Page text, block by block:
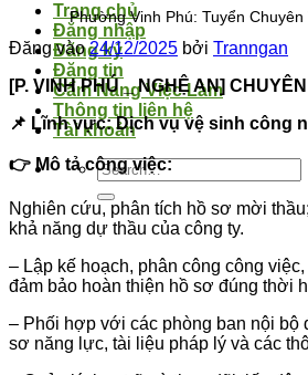
Trang chủ
Đăng nhập
Đăng ký
Đăng tin
Cẩm Nang Việc Làm
Thông tin liên hệ
Tài khoản
Phường Vinh Phú: Tuyển
Đăng vào24/12/2025 bởi Tranngan
️[P. VINH PHÚ _ NGHỆ AN]
📌 Lĩnh vực: Dịch vụ vệ sinh công
👉 Mô tả công việc:
Nghiên cứu, phân tích hồ sơ mời
khả năng dự thầu của công ty.
– Lập kế hoạch, phân công công
đảm bảo hoàn thiện hồ sơ đúng thời
– Phối hợp với các phòng ban nội bộ
sơ năng lực, tài liệu pháp lý và các